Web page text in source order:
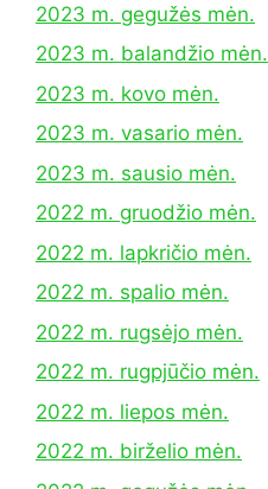
2023 m. gegužės mėn.
2023 m. balandžio mėn.
2023 m. kovo mėn.
2023 m. vasario mėn.
2023 m. sausio mėn.
2022 m. gruodžio mėn.
2022 m. lapkričio mėn.
2022 m. spalio mėn.
2022 m. rugsėjo mėn.
2022 m. rugpjūčio mėn.
2022 m. liepos mėn.
2022 m. birželio mėn.